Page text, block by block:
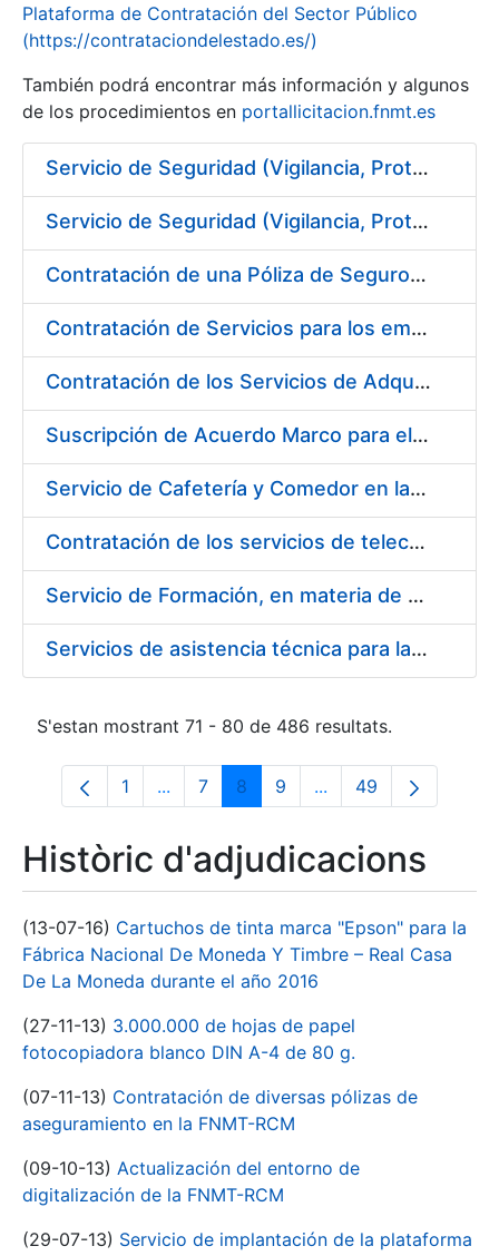
Mostra/Amaga
Plataforma de Contratación del Sector Público
(https://contrataciondelestado.es/)
También podrá encontrar más información y algunos
de los procedimientos en portallicitacion.fnmt.es
Servicio de Seguridad (Vigilancia, Protección y Control) en los centros de la FNMT-RCM en Burgos
Servicio de Seguridad (Vigilancia, Protección y Control) en los centros de la FNMT-RCM en Madrid
Contratación de una Póliza de Seguro Colectivo de Asistencia Sanitaria para la Fábrica Nacional de Moneda y Timbre – Real Casa de la Moneda
Contratación de Servicios para los empleados de la Fábrica Nacional de Moneda y Timbre-Real Casa de la Moneda para el año 2020, en ejecución de la sentencia número 511/2020 de la Sala de lo Social del Tribunal Supremo (Cesta de Navidad)
Contratación de los Servicios de Adquisición, Renovación y Mantenimiento de Licencias Software de Ofimática ( 2 lotes)
Suscripción de Acuerdo Marco para el Suministro de Material de Acero Inoxidable de la Entidad Pública Empresarial Fábrica Nacional de Moneda y Timbre-Real Casa de la Moneda (FNMT-RCM)
Servicio de Cafetería y Comedor en la sede central de la Fábrica Nacional de Moneda y Timbre-Real Casa de la Moneda en Madrid
Contratación de los servicios de telecomunicaciones para la FNMT-RCM
Servicio de Formación, en materia de Prevención de Riesgos Laborales, de Cursos de Operador de Carretillas de Manutención, Puente Grúa, Polipastos y Plataformas Móviles de Personal (PEMP), en su sede de Madrid y Burgos
Servicios de asistencia técnica para la realización de análisis de las aguas potables
S'estan mostrant 71 - 80 de 486 resultats.
Pàgina
1 ...Pàgines intermèdies Utilitzeu TAB per
Pàgina
7 Pàgina
8 Pàgina
9 ...Pàgines intermèdies
Pàgina
49
Històric d'adjudicacions
(13-07-16) Cartuchos de tinta marca "Epson" para la
Fábrica Nacional De Moneda Y Timbre – Real Casa
De La Moneda durante el año 2016
(27-11-13) 3.000.000 de hojas de papel
fotocopiadora blanco DIN A-4 de 80 g.
(07-11-13) Contratación de diversas pólizas de
aseguramiento en la FNMT-RCM
(09-10-13) Actualización del entorno de
digitalización de la FNMT-RCM
(29-07-13) Servicio de implantación de la plataforma